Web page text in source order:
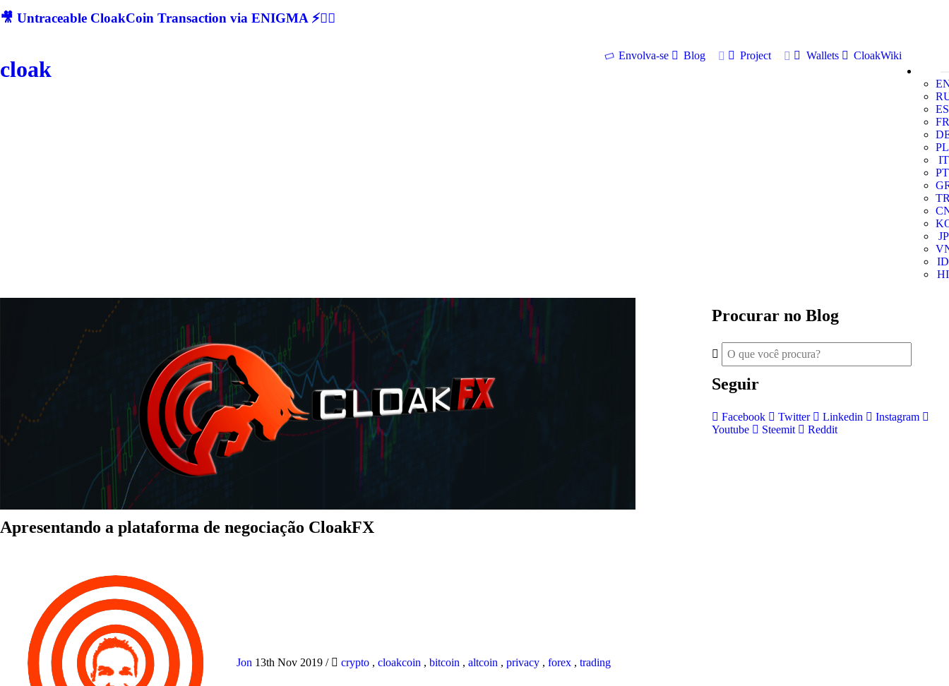
🎥 Untraceable CloakCoin Transaction via ENIGMA ⚡🕵‍♂
cloak
Envolva-se Blog Project Wallets
CloakWiki
ES
FR
PL
IT
PT
JP
ID
HI
Apresentando a plataforma de negociação CloakFX
Jon 13th Nov 2019 / crypto , cloakcoin , bitcoin , altcoin , privacy , forex , trading
Procurar no Blog
Seguir
Facebook Twitter Linkedin
Instagram
Youtube
Steemit Reddit